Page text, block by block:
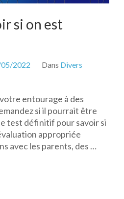
si on est
2022 Dans Divers
entourage à des
si il pourrait être
test définitif pour savoir si
appropriée
avec les parents, des …